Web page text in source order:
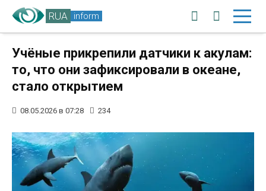
RUA inform
Учёные прикрепили датчики к акулам:
то, что они зафиксировали в океане,
стало открытием
08.05.2026 в 07:28 234